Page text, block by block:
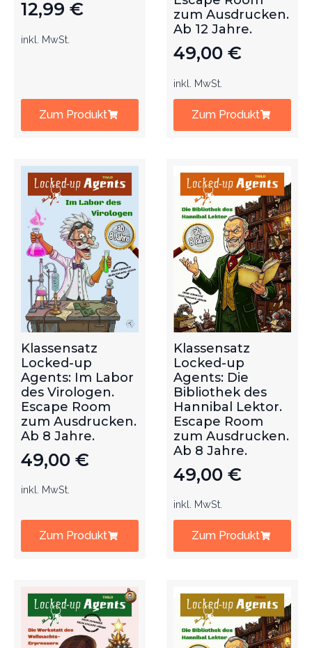
12,99 €
inkl. MwSt.
Zum Produkt
zum Ausdrucken.
Ab 12 Jahre.
49,00 €
inkl. MwSt.
Zum Produkt
Klassensatz
Locked-up
Agents: Im Labor
des Virologen.
Escape Room
zum Ausdrucken.
Ab 8 Jahre.
49,00 €
inkl. MwSt.
Zum Produkt
Klassensatz
Locked-up
Agents: Die
Bibliothek des
Hannibal Lektor.
Escape Room
zum Ausdrucken.
Ab 8 Jahre.
49,00 €
inkl. MwSt.
Zum Produkt